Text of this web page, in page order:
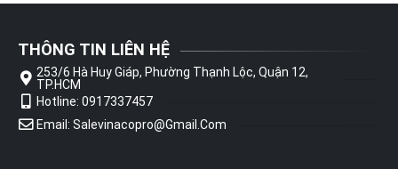
THÔNG TIN LIÊN HỆ
253/6 Hà Huy Giáp, Phường Thạnh Lộc, Quận 12,
TP.HCM
Hotline: 0917337457
Email: Salevinacopro@gmail.com